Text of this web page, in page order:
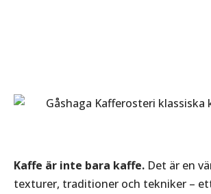
Kaffe är inte bara kaffe. Det är en
texturer, traditioner och tekniker –